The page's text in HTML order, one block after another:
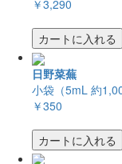
￥3,290
カートに入れる
日野菜蕪
小袋（5mL 約
￥350
カートに入れる